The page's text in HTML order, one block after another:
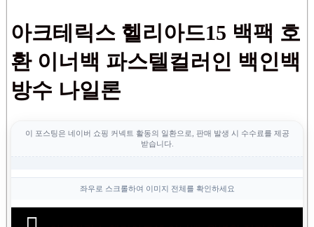
아크테릭스 헬리아드15 백팩 호
환 이너백 파스텔컬러인 백인백
방수 나일론
이 포스팅은 네이버 쇼핑 커넥트 활동의 일환으로, 판매 발생 시 수수료를 제공
받습니다.
좌우로 스크롤하여 이미지 전체를 확인하세요